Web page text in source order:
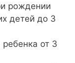
рождении
детей до 3
от 3